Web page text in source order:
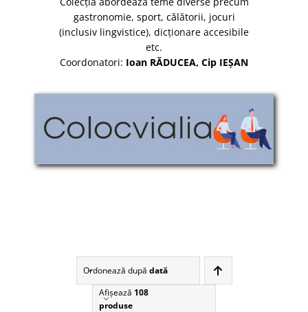
gastronomie, sport, călătorii, jocuri
(inclusiv lingvistice), dicţionare accesibile
etc.
Coordonatori: Ioan RĂDUCEA, Cip IEȘAN
Ordonează după dată
Afişează 108
produse